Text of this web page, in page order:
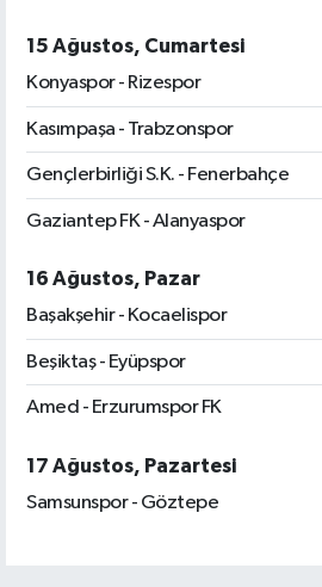
15 Ağustos, Cumartesi
Konyaspor - Rizespor
Kasımpaşa - Trabzonspor
Gençlerbirliği S.K. - Fenerbahçe
Gaziantep FK - Alanyaspor
16 Ağustos, Pazar
Başakşehir - Kocaelispor
Beşiktaş - Eyüpspor
Amed - Erzurumspor FK
17 Ağustos, Pazartesi
Samsunspor - Göztepe